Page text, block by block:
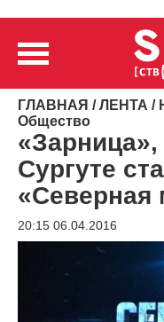
ГЛАВНАЯ /ЛЕНТА /
Общество
Сургуте
«Северная
20:15 06.04.2016
Видеоплеер